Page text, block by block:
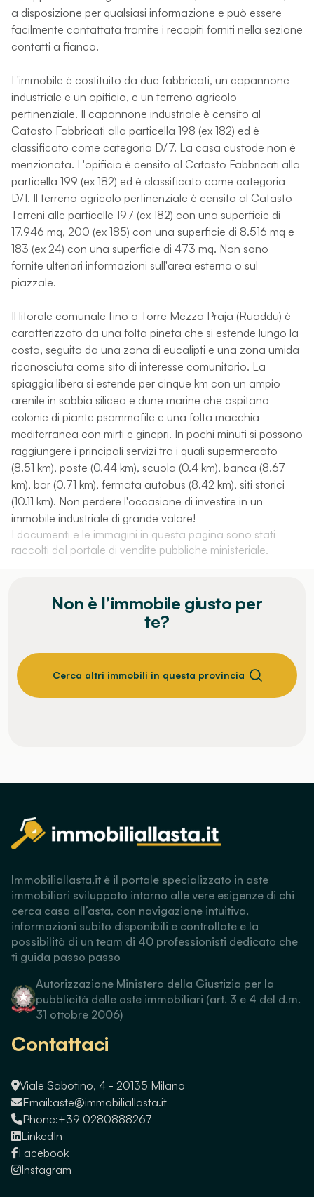
a disposizione per qualsiasi informazione e può essere
facilmente contattata tramite i recapiti forniti nella sezione
contatti a fianco.
L'immobile è costituito da due fabbricati, un capannone
industriale e un opificio, e un terreno agricolo
pertinenziale. Il capannone industriale è censito al
Catasto Fabbricati alla particella 198 (ex 182) ed è
classificato come categoria D/7. La casa custode non è
menzionata. L'opificio è censito al Catasto Fabbricati alla
particella 199 (ex 182) ed è classificato come categoria
D/1. Il terreno agricolo pertinenziale è censito al Catasto
Terreni alle particelle 197 (ex 182) con una superficie di
17.946 mq, 200 (ex 185) con una superficie di 8.516 mq e
183 (ex 24) con una superficie di 473 mq. Non sono
fornite ulteriori informazioni sull'area esterna o sul
piazzale.
Il litorale comunale fino a Torre Mezza Praja (Ruaddu) è
caratterizzato da una folta pineta che si estende lungo la
costa, seguita da una zona di eucalipti e una zona umida
riconosciuta come sito di interesse comunitario. La
spiaggia libera si estende per cinque km con un ampio
arenile in sabbia silicea e dune marine che ospitano
colonie di piante psammofile e una folta macchia
mediterranea con mirti e ginepri. In pochi minuti si possono
raggiungere i principali servizi tra i quali supermercato
(8.51 km), poste (0.44 km), scuola (0.4 km), banca (8.67
km), bar (0.71 km), fermata autobus (8.42 km), siti storici
(10.11 km). Non perdere l'occasione di investire in un
immobile industriale di grande valore!
I documenti e le immagini in questa pagina sono stati
raccolti dal portale di vendite pubbliche ministeriale.
Non è l’immobile giusto per
te?
Cerca altri immobili in questa provincia
Immobiliallasta.it è il portale specializzato in aste
immobiliari sviluppato intorno alle vere esigenze di chi
cerca casa all’asta, con navigazione intuitiva,
informazioni subito disponibili e controllate e la
possibilità di un team di 40 professionisti dedicato che
ti guida passo passo
Autorizzazione Ministero della Giustizia per la
pubblicità delle aste immobiliari (art. 3 e 4 del d.m.
31 ottobre 2006)
Contattaci
Viale Sabotino, 4 - 20135 Milano
Email:aste@immobiliallasta.it
Phone:+39 0280888267
LinkedIn
Facebook
Instagram